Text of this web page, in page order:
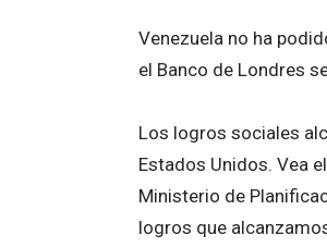
Venezuela no ha
el Banco de Londres
Los logros sociales
Estados Unidos. Vea
Ministerio de
logros que